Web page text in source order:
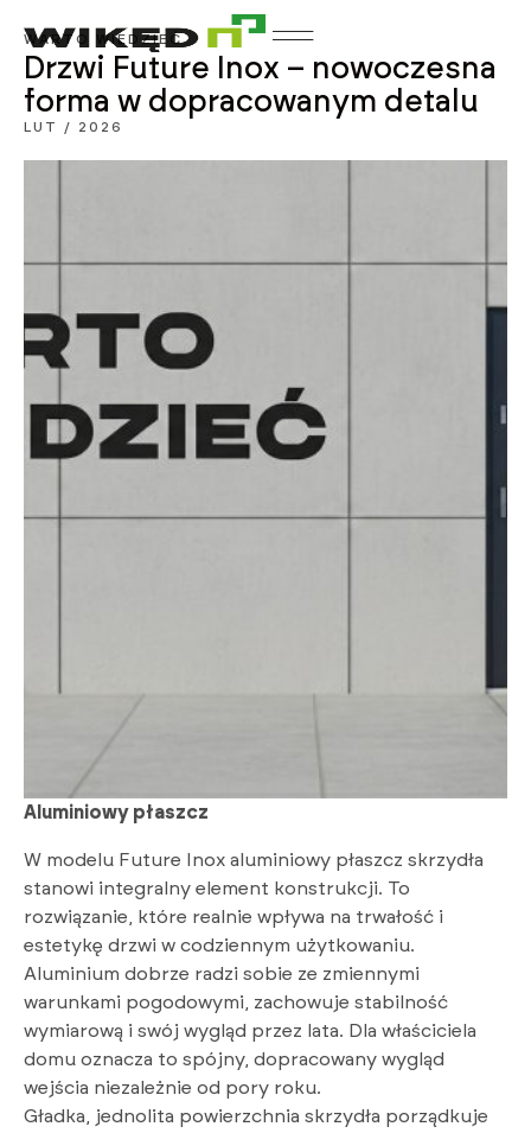
WARTO WIEDZIEĆ
Drzwi Future Inox – nowoczesna
forma w dopracowanym detalu
LUT / 2026
Aluminiowy płaszcz
W modelu Future Inox aluminiowy płaszcz skrzydła
stanowi integralny element konstrukcji. To
rozwiązanie, które realnie wpływa na trwałość i
estetykę drzwi w codziennym użytkowaniu.
Aluminium dobrze radzi sobie ze zmiennymi
warunkami pogodowymi, zachowuje stabilność
wymiarową i swój wygląd przez lata. Dla właściciela
domu oznacza to spójny, dopracowany wygląd
wejścia niezależnie od pory roku.
Gładka, jednolita powierzchnia skrzydła porządkuje